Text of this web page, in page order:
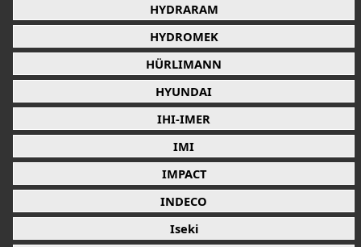
HYDRARAM
HYDROMEK
HÜRLIMANN
HYUNDAI
IHI-IMER
IMI
IMPACT
INDECO
Iseki